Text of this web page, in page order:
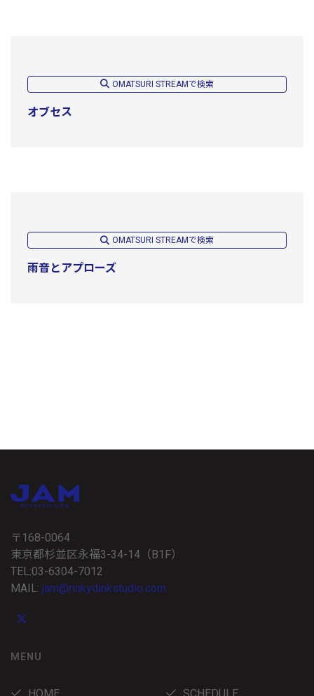
OMATSURI STREAMで検索
オブセス
OMATSURI STREAMで検索
雨音とアプローズ
〒168-0064
東京都杉並区永福3-34-14（B1F）
TEL:03-6304-7012
MAIL: jam@rinkydinkstudio.com
MENU